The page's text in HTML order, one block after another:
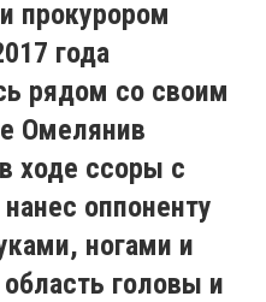
прокурором
года
рядом со своим
Омелянив
ходе ссоры с
оппоненту
ногами и
головы и